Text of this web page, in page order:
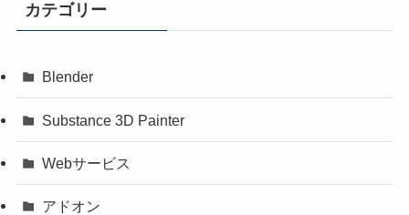
カテゴリー
Blender
Substance 3D Painter
Webサービス
アドオン